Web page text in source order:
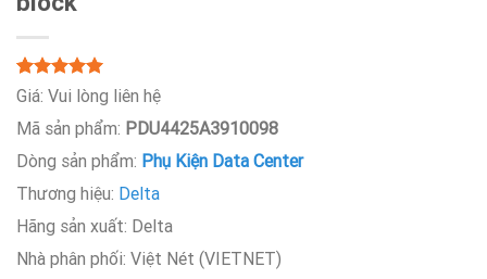
Rated5.00
based on
7
ratings
Giá: Vui lòng liên hệ
Mã sản phẩm: PDU4425A3910098
Dòng sản phẩm: Phụ Kiện Data Center
Thương hiệu: Delta
Hãng sản xuất: Delta
Nhà phân phối: Việt Nét (VIETNET)